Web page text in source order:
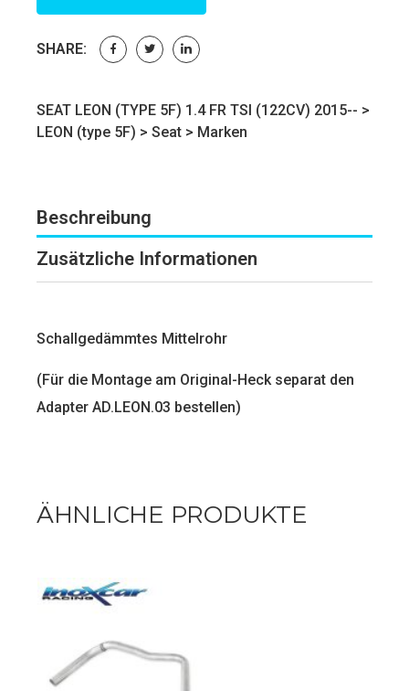
SHARE:
SEAT LEON (TYPE 5F) 1.4 FR TSI (122CV) 2015-- >
LEON (type 5F) > Seat > Marken
Beschreibung
Zusätzliche Informationen
Schallgedämmtes Mittelrohr
(Für die Montage am Original-Heck separat den
Adapter AD.LEON.03 bestellen)
ÄHNLICHE PRODUKTE